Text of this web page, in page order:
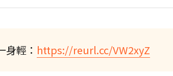
輕： https://reurl.cc/VW2xyZ